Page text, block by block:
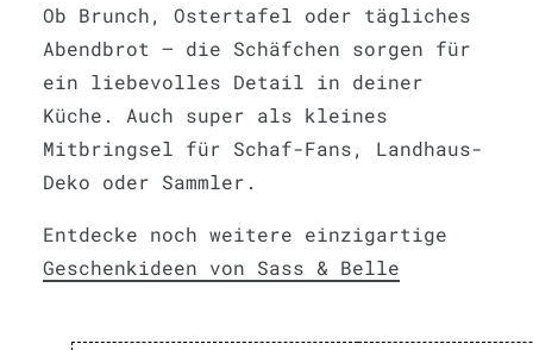
Ob Brunch, Ostertafel oder tägliches
Abendbrot – die Schäfchen sorgen für
ein liebevolles Detail in deiner
Küche. Auch super als kleines
Mitbringsel für Schaf-Fans, Landhaus-
Deko oder Sammler.
Entdecke noch weitere einzigartige
Geschenkideen von Sass & Belle